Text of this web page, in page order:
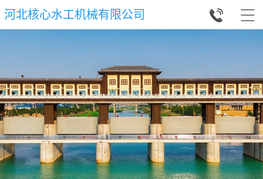
河北核心水工机械有限公司 
